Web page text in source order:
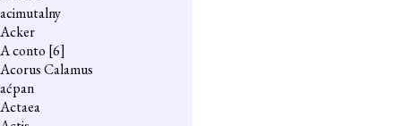
acimutalny
Acker
A conto [6]
Acorus Calamus
aćpan
Actaea